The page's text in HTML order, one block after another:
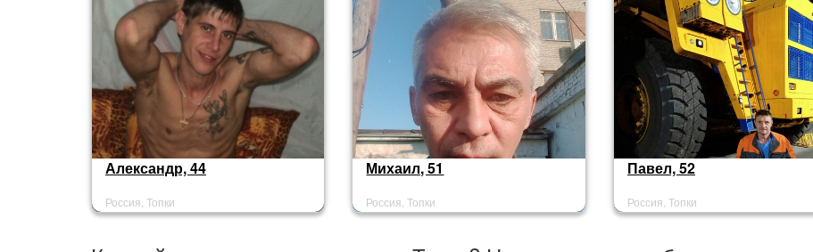
Александр, 44
Россия, Топки
Михаил, 51
Россия, Топки
Павел, 52
Россия, Топки